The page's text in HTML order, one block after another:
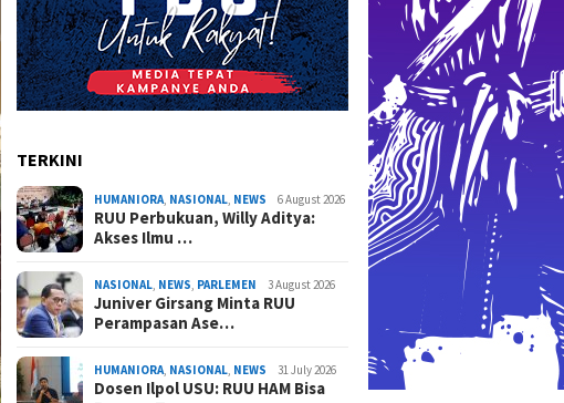
TERKINI
HUMANIORA NASIONAL NEWS 6 August 2026
RUU Perbukuan, Willy Aditya:
Akses Ilmu …
NASIONAL NEWS PARLEMEN 3 August 2026
Juniver Girsang Minta RUU
Perampasan Ase…
HUMANIORA NASIONAL NEWS 31 July 2026
Dosen Ilpol USU: RUU HAM Bisa